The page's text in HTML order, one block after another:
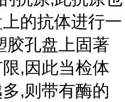
的抗体进行一
胶孔盘上固著
,因此当检体
,则带有酶的